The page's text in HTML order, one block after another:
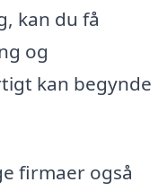
kan du få
og
kan begynde
firmaer også